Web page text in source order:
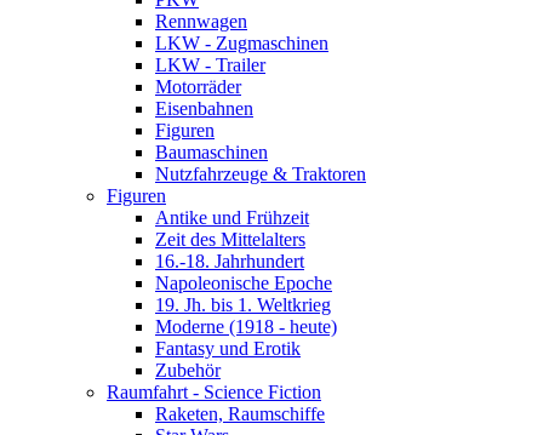
Rennwagen
LKW - Zugmaschinen
LKW - Trailer
Motorräder
Eisenbahnen
Figuren
Baumaschinen
Nutzfahrzeuge & Traktoren
Figuren
Antike und Frühzeit
Zeit des Mittelalters
16.-18. Jahrhundert
Napoleonische Epoche
19. Jh. bis 1. Weltkrieg
Moderne (1918 - heute)
Fantasy und Erotik
Zubehör
Raumfahrt - Science Fiction
Raketen, Raumschiffe